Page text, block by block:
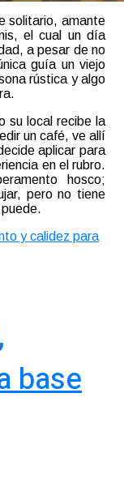
solitario, amante
el cual un día
a pesar de no
guía un viejo
rústica y algo
su local recibe la
un café, ve allí
aplicar para
en el rubro.
hosco;
pero no tiene
y calidez para
base